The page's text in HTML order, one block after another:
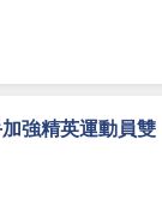
強精英運動員雙